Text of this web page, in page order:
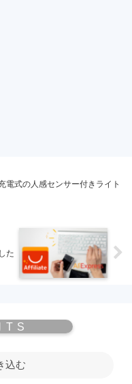
電式の人感センサー付きライト
た
込む